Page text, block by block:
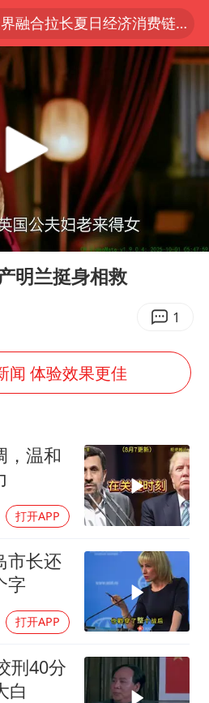
跨界融合拉长夏日经济消费链条
四川宜宾5.5级地震后余震为何不断
海豚5次眼壁置换
迪无缘横滨赛决赛
2026年7月份居民消费价格同比上涨0.5%
奇会见泽连斯基有何意图
斯兰版北约”出现
浙江海域将现5到8米巨浪到狂浪
伯克希尔净买入约200亿美元股票
曝美下令调查弹药库存信息遭泄露事件
豚在海上打了个结
军士兵把枪口对准中国记者
构建更高水平的全民健身公共服务体系
02:51
明兰挺身相救
1
闻 体验效果更佳
，温和
打开APP
市长还
字
打开APP
刑40分
白